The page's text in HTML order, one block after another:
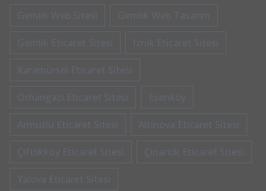
Gemlik Web Sitesi Gemlik Web Tasarım
Gemlik Eticaret Sitesi İznik Eticaret Sitesi
Karamürsel Eticaret Sitesi
Orhangazi Eticaret Sitesi Esenköy
Armutlu Eticaret Sitesi Altınova Eticaret Sitesi
Çiftlikköy Eticaret Sitesi Çınarcık Eticaret Sitesi
Yalova Eticaret Sitesi